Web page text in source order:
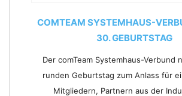
COMTEAM SYSTEMHAUS-
30. GEBURTSTAG
Der comTeam Systemhaus-Verbund
runden Geburtstag zum Anlass für
Mitgliedern, Partnern aus der